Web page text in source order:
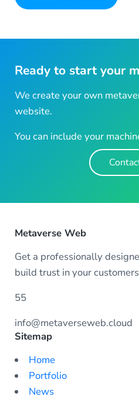
Ready to start your
We create your own
website.
You can include your
Metaverse Web
Get a professionally
build trust in your
55
info@metaverseweb.cloud
Sitemap
Home
Portfolio
News